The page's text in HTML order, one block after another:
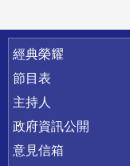
快速連結
經典榮耀
節目表
主持人
政府資訊公開
意見信箱